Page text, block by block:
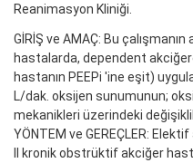
Reanimasyon Kliniği.
GİRİŞ ve AMAÇ: Bu
hastalarda, dependent
hastanın PEEPi 'ine eşit)
L/dak. oksijen sunumunun;
mekanikleri üzerindeki
YÖNTEM ve GEREÇLER:
II kronik obstrüktif akciğer